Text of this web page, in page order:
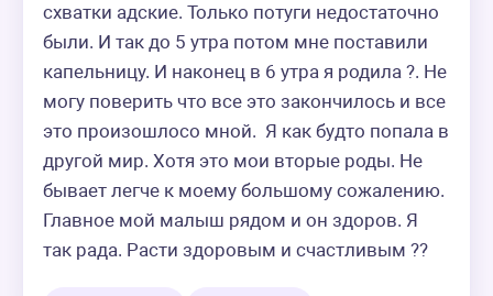
схватки адские. Только потуги недостаточно
были. И так до 5 утра потом мне поставили
капельницу. И наконец в 6 утра я родила ?. Не
могу поверить что все это закончилось и все
это произошлосо мной.  Я как будто попала в
другой мир. Хотя это мои вторые роды. Не
бывает легче к моему большому сожалению.
Главное мой малыш рядом и он здоров. Я
так рада. Расти здоровым и счастливым ??